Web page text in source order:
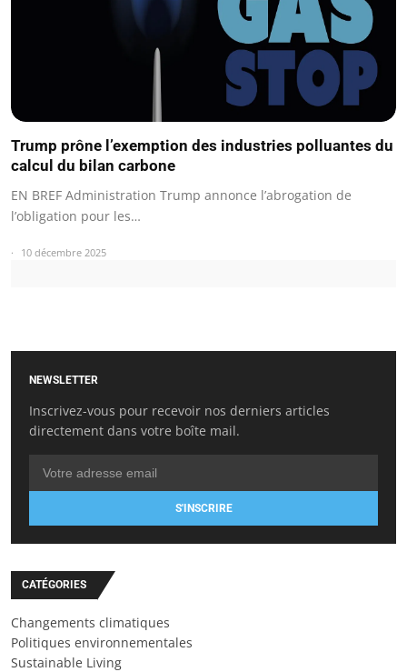
Trump prône l’exemption des industries polluantes du
calcul du bilan carbone
EN BREF Administration Trump annonce l’abrogation de
l’obligation pour les…
10 décembre 2025
NEWSLETTER
Inscrivez-vous pour recevoir nos derniers articles
directement dans votre boîte mail.
S'INSCRIRE
CATÉGORIES
Changements climatiques
Politiques environnementales
Sustainable Living